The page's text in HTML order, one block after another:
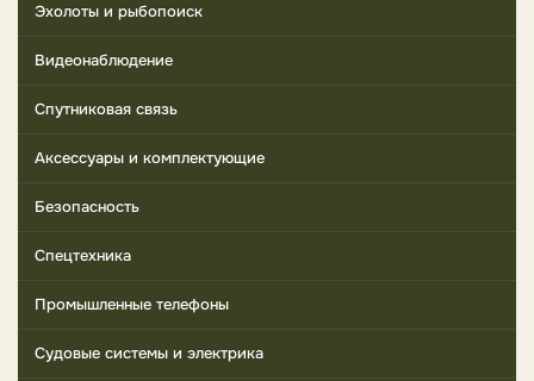
Эхолоты и рыбопоиск
Видеонаблюдение
Спутниковая связь
Аксессуары и комплектующие
Безопасность
Спецтехника
Промышленные телефоны
Судовые системы и электрика